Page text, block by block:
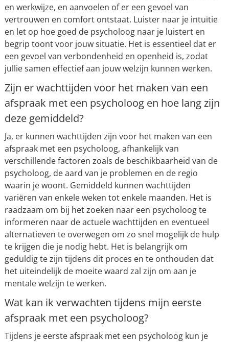
en werkwijze, en aanvoelen of er een gevoel van
vertrouwen en comfort ontstaat. Luister naar je intuïtie
en let op hoe goed de psycholoog naar je luistert en
begrip toont voor jouw situatie. Het is essentieel dat er
een gevoel van verbondenheid en openheid is, zodat
jullie samen effectief aan jouw welzijn kunnen werken.
Zijn er wachttijden voor het maken van een
afspraak met een psycholoog en hoe lang zijn
deze gemiddeld?
Ja, er kunnen wachttijden zijn voor het maken van een
afspraak met een psycholoog, afhankelijk van
verschillende factoren zoals de beschikbaarheid van de
psycholoog, de aard van je problemen en de regio
waarin je woont. Gemiddeld kunnen wachttijden
variëren van enkele weken tot enkele maanden. Het is
raadzaam om bij het zoeken naar een psycholoog te
informeren naar de actuele wachttijden en eventueel
alternatieven te overwegen om zo snel mogelijk de hulp
te krijgen die je nodig hebt. Het is belangrijk om
geduldig te zijn tijdens dit proces en te onthouden dat
het uiteindelijk de moeite waard zal zijn om aan je
mentale welzijn te werken.
Wat kan ik verwachten tijdens mijn eerste
afspraak met een psycholoog?
Tijdens je eerste afspraak met een psycholoog kun je